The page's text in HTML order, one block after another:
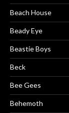
Beach House
Beady Eye
Beastie Boys
Beck
Bee Gees
Behemoth